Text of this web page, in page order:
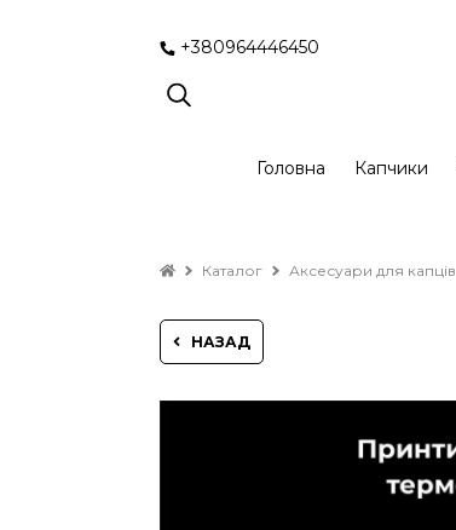
+380964446450
Головна Капчики
Каталог Аксесуари для капців
НАЗАД